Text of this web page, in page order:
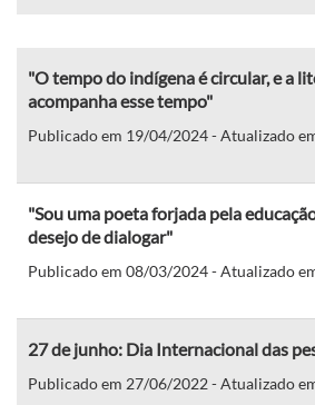
"O tempo do indígena é circular, e a
acompanha esse tempo"
Publicado em 19/04/2024 - Atualizado
"Sou uma poeta forjada pela
desejo de dialogar"
Publicado em 08/03/2024 - Atualizado
27 de junho: Dia Internacional das
Publicado em 27/06/2022 - Atualizado